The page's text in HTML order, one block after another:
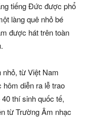
tiếng Đức được phổ
làng quê nhỏ bé
được hát trên toàn
từ Việt Nam
diễn ra lễ trao
thí sinh quốc tế,
từ Trường Âm nhạc